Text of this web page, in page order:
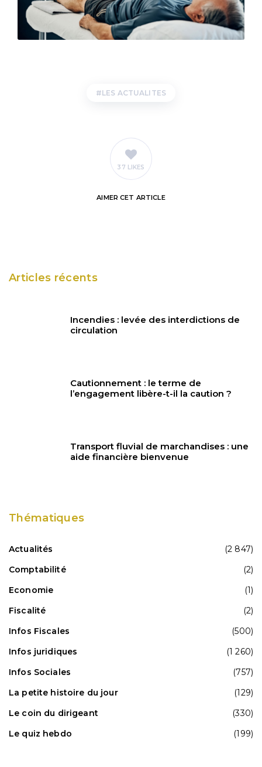
LES ACTUALITES
37 LIKES
AIMER CET ARTICLE
Articles récents
Incendies : levée des interdictions de
circulation
Cautionnement : le terme de
l’engagement libère-t-il la caution ?
Transport fluvial de marchandises : une
aide financière bienvenue
Thématiques
Actualités
(2 847)
Comptabilité
(2)
Economie
(1)
Fiscalité
(2)
Infos Fiscales
(500)
Infos juridiques
(1 260)
Infos Sociales
(757)
La petite histoire du jour
(129)
Le coin du dirigeant
(330)
Le quiz hebdo
(199)